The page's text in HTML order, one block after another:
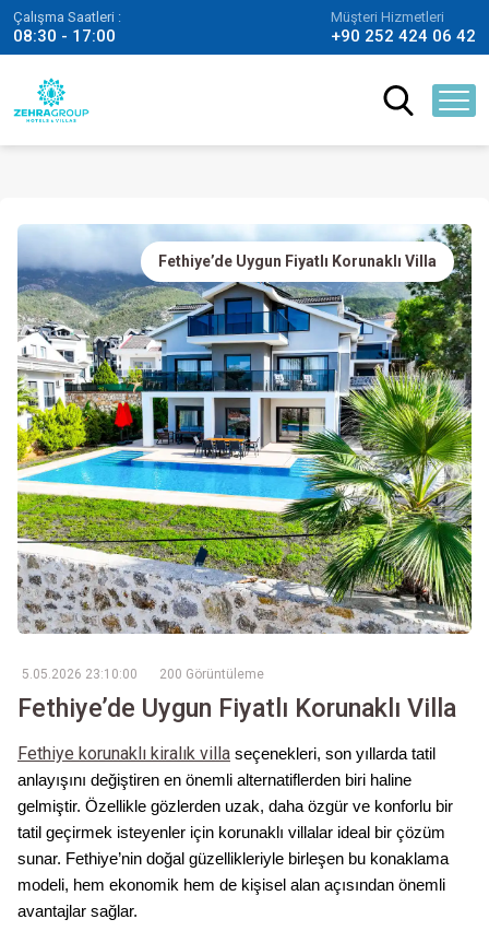
Çalışma Saatleri :
08:30 - 17:00
Müşteri Hizmetleri
+90 252 424 06 42
Fethiye’de Uygun Fiyatlı Korunaklı Villa
5.05.2026 23:10:00 200 Görüntüleme
Fethiye’de Uygun Fiyatlı Korunaklı Villa
Fethiye korunaklı kiralık villa seçenekleri, son yıllarda tatil
anlayışını değiştiren en önemli alternatiflerden biri haline
gelmiştir. Özellikle gözlerden uzak, daha özgür ve konforlu bir
tatil geçirmek isteyenler için korunaklı villalar ideal bir çözüm
sunar. Fethiye’nin doğal güzellikleriyle birleşen bu konaklama
modeli, hem ekonomik hem de kişisel alan açısından önemli
avantajlar sağlar.